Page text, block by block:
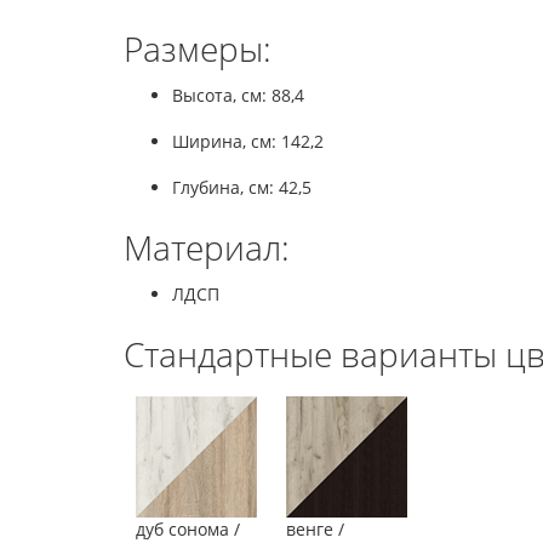
Размеры:
Высота, см: 88,4
Ширина, см: 142,2
Глубина, см: 42,5
Материал:
ЛДСП
Стандартные варианты
дуб сонома /
венге /